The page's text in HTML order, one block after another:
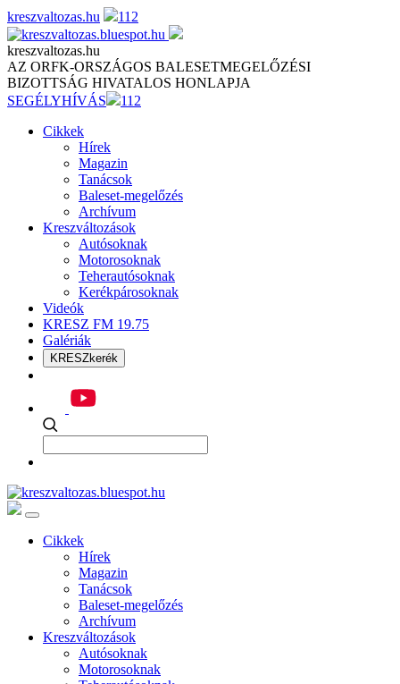
Skip
to
content
kreszvaltozas.hu 112
kreszvaltozas.hu
AZ ORFK-ORSZÁGOS BALESETMEGELŐZÉSI
BIZOTTSÁG HIVATALOS HONLAPJA
SEGÉLYHÍVÁS
112
Cikkek
Hírek
Magazin
Tanácsok
Baleset-megelőzés
Archívum
Kreszváltozások
Autósoknak
Motorosoknak
Teherautósoknak
Kerékpárosoknak
Videók
KRESZ FM 19.75
Galériák
KRESZkerék
Cikkek
Hírek
Magazin
Tanácsok
Baleset-megelőzés
Archívum
Kreszváltozások
Autósoknak
Motorosoknak